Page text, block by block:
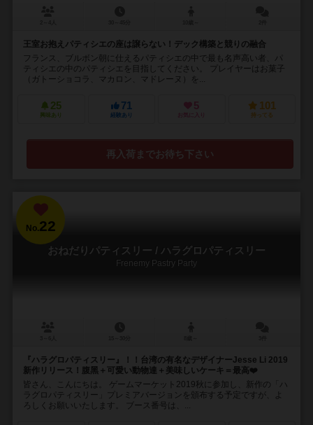
王室お抱えパティシエの座は譲らない！デック構築と競りの融合
フランス、ブルボン朝に仕えるパティシエの中で最も名声高い者、パ
ティシエの中のパティシエを目指してください。 プレイヤーはお菓子
（ガトーショコラ、マカロン、マドレーヌ）を...
25
興味あり
71
経験あり
5
お気に入り
101
持ってる
再入荷までお待ち下さい
No.22
おねだりパティスリー / ハラグロパティスリー
Frenemy Pastry Party
『ハラグロパティスリー』！！台湾の有名なデザイナーJesse Li 2019
新作リリース！腹黑＋可愛い動物達＋美味しいケーキ＝最高❤️
皆さん、こんにちは。 ゲームマーケット2019秋に参加し、新作の「ハ
ラグロパティスリー」プレミアバージョンを頒布する予定ですが、よ
ろしくお願いいたします。 ブース番号は、...